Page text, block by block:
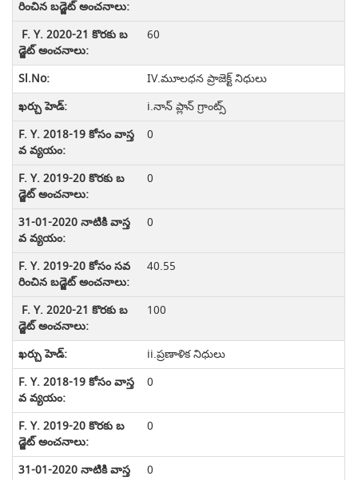
60
IV.మూలధన ప్రాజెక్ట్ నిధులు
i.నాన్ ప్లాన్ గ్రాంట్స్
0
0
0
40.55
100
ii.ప్రణాళిక నిధులు
0
0
0